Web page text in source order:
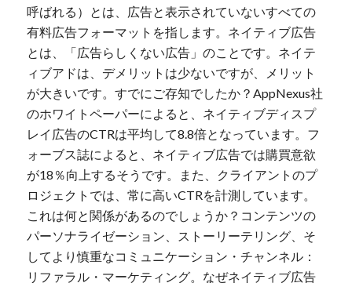
呼ばれる）とは、広告と表示されていないすべての
有料広告フォーマットを指します。ネイティブ広告
とは、「広告らしくない広告」のことです。ネイテ
ィブアドは、デメリットは少ないですが、メリット
が大きいです。すでにご存知でしたか？AppNexus社
のホワイトペーパーによると、ネイティブディスプ
レイ広告のCTRは平均して8.8倍となっています。フ
ォーブス誌によると、ネイティブ広告では購買意欲
が18％向上するそうです。また、クライアントのプ
ロジェクトでは、常に高いCTRを計測しています。
これは何と関係があるのでしょうか？コンテンツの
パーソナライゼーション、ストーリーテリング、そ
してより慎重なコミュニケーション・チャンネル：
リファラル・マーケティング。なぜネイティブ広告